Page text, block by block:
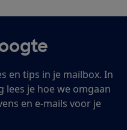
en tips in je mailbox. In
lees je hoe we omgaan
en e-mails voor je